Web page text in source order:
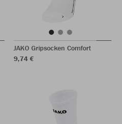
JAKO Gripsocken Comfort
9,74 €